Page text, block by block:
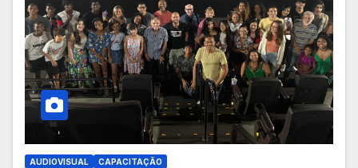
AUDIOVISUAL CAPACITAÇÃO